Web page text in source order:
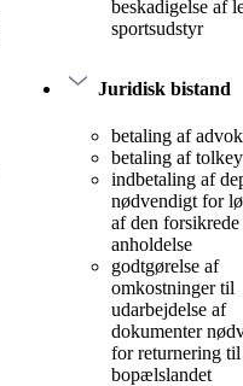
beskadigelse af
sportsudstyr
Juridisk bistand
betaling af
betaling af
indbetaling af
nødvendigt for
af den
anholdelse
godtgørelse af
omkostninger til
udarbejdelse af
dokumenter
for returnering til
bopælslandet